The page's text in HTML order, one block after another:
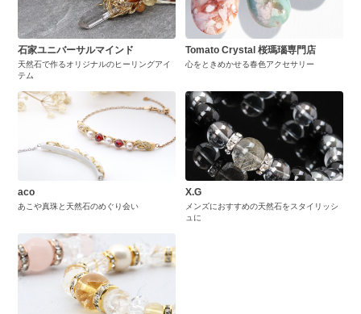
石家ユニバーサルマインド
天然石で作るオリジナルのヒーリングアイ
テム
Tomato Crystal 桜瑪瑙専門店
心をときめかせる春色アクセサリー
aco
あこや真珠と天然石のめぐり会い
X.G
メンズにおすすめの天然石をスタイリッシ
ュに